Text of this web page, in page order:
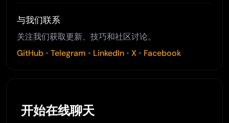
与我们联系
关注我们获取更新、技巧和社区讨论。
GitHub • Telegram • LinkedIn • X • Facebook
开始在线聊天